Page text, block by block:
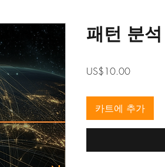
패턴 분석
US$10.00가
카트에 추가